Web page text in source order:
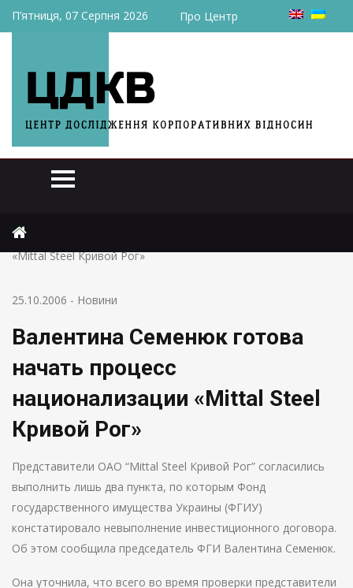
П’ятниця, 07 Серпня 2026 Про Центр
Валентина Семенюк готова начать процесс национализации
«Mittal Steel Кривой Рог»
25.10.2006 - Новини
Валентина Семенюк готова
начать процесс
национализации «Mittal Steel
Кривой Рог»
Представители ОАО “Mittal Steel Кривой Рог” согласились
выполнить лишь два пункта, по которым Фонд
государственного имущества Украины (ФГИУ)
констатировало невыполнение инвестиционного договора.
Об этом сообщила председатель ФГИ Валентина Семенюк.
Она уточнила, что всего во время проверки представители